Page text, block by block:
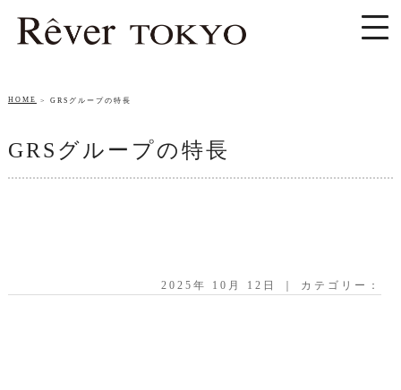
HOME GRSグループの特長
GRSグループの特長
2025年 10月 12日 ｜ カテゴリー：